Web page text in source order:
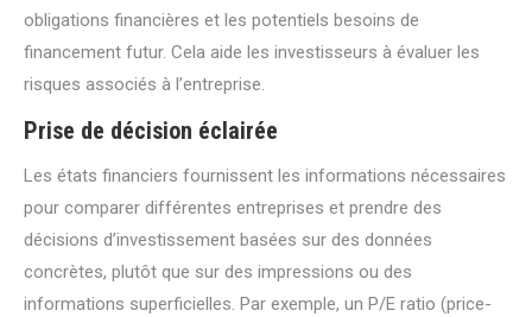
obligations financières et les potentiels besoins de
financement futur. Cela aide les investisseurs à évaluer les
risques associés à l’entreprise.
Prise de décision éclairée
Les états financiers fournissent les informations nécessaires
pour comparer différentes entreprises et prendre des
décisions d’investissement basées sur des données
concrètes, plutôt que sur des impressions ou des
informations superficielles. Par exemple, un P/E ratio (price-